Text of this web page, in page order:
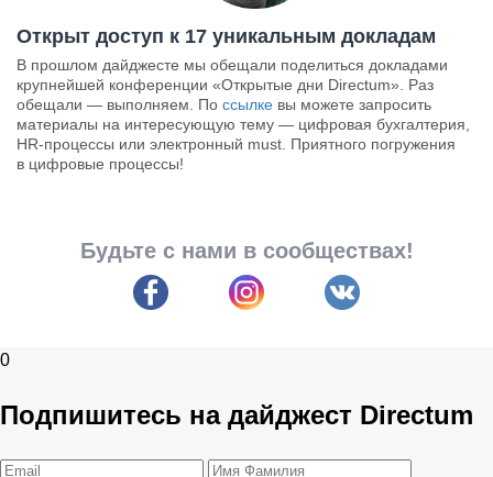
Открыт доступ к 17 уникальным докладам
В прошлом дайджесте мы обещали поделиться докладами
крупнейшей конференции «Открытые дни Directum». Раз
обещали — выполняем. По ссылке вы можете запросить
материалы на интересующую тему — цифровая бухгалтерия,
HR-процессы или электронный must. Приятного погружения
в цифровые процессы!
Будьте с нами в сообществах!
0
Подпишитесь на дайджест Directum